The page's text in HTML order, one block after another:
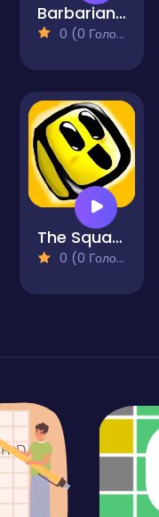
Barbarian Run
0 (0 Голосів)
The Squared
0 (0 Голосів)